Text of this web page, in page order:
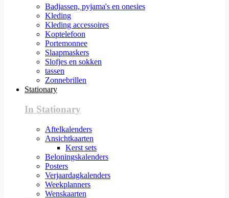
Badjassen, pyjama's en onesies
Kleding
Kleding accessoires
Koptelefoon
Portemonnee
Slaapmaskers
Slofjes en sokken
tassen
Zonnebrillen
Stationary
In Stationary
Aftelkalenders
Ansichtkaarten
Kerst sets
Beloningskalenders
Posters
Verjaardagkalenders
Weekplanners
Wenskaarten